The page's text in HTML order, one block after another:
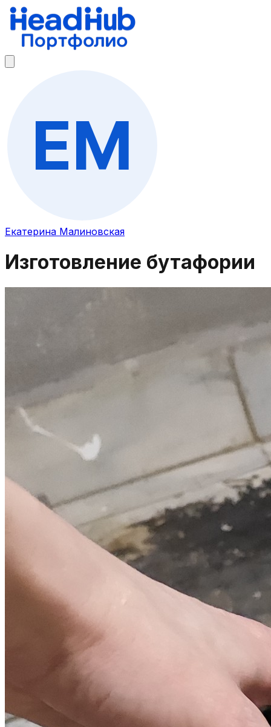
Екатерина Малиновская
Изготовление бутафории